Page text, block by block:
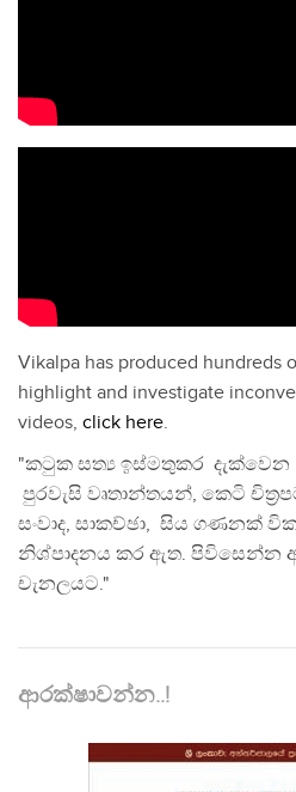
Vikalpa has produced hundreds
highlight and investigate
videos, click here.
"කටුක සත්‍ය ඉස්මතුකර දැක්වෙන
පුරවැසි වෘතාන්තයන්, කෙටි
සංවාද, සාකච්ඡා, සිය ගණනක්
නිශ්පාදනය කර ඇත. පිවිසෙන්න
චැනලයට."
ආරක්ෂාවන්න..!